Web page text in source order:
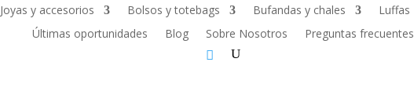
Joyas y accesorios Bolsos y totebags Bufandas y chales Luffas
Últimas oportunidades
Blog Sobre Nosotros Preguntas frecuentes